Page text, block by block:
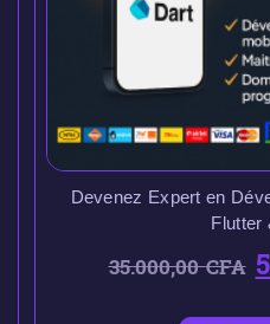
Devenez Expert en
Flutter
35.000,00CFA